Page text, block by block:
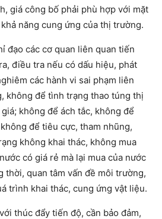
giá công bố phải phù hợp với mặt
năng cung ứng của thị trường.
đạo các cơ quan liên quan tiến
điều tra nếu có dấu hiệu, phát
các hành vi sai phạm liên
không để tình trạng thao túng thị
không để ách tắc, không để
để tiêu cực, tham nhũng,
không khai thác, không mua
có giá rẻ mà lại mua của nước
thời, quan tâm vấn đề môi trường,
trình khai thác, cung ứng vật liệu.
thúc đẩy tiến độ, cần bảo đảm,